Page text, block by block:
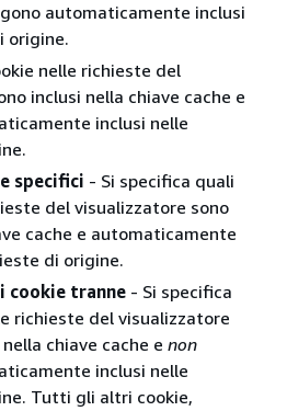
automaticamente inclusi
origine.
nelle richieste del
inclusi nella chiave cache e
inclusi nelle
specifici - Si specifica quali
del visualizzatore sono
cache e automaticamente
di origine.
cookie tranne- Si specifica
richieste del visualizzatore
chiave cache e non
inclusi nelle
Tutti gli altri cookie,